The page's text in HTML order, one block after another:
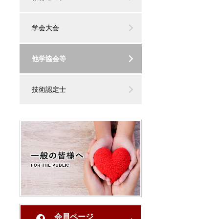
学会大会
他学協会等
技術認定士
会員ページ